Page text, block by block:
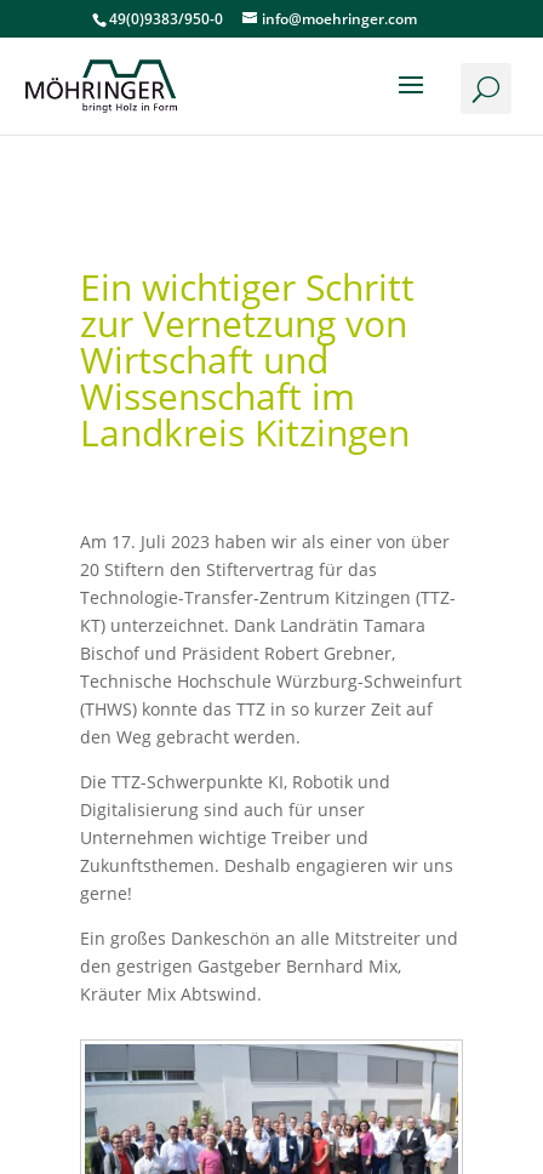
49(0)9383/950-0 info@moehringer.com
Ein wichtiger Schritt
zur Vernetzung von
Wirtschaft und
Wissenschaft im
Landkreis Kitzingen
Am 17. Juli 2023 haben wir als einer von über
20 Stiftern den Stiftervertrag für das
Technologie-Transfer-Zentrum Kitzingen (TTZ-
KT) unterzeichnet. Dank Landrätin Tamara
Bischof und Präsident Robert Grebner,
Technische Hochschule Würzburg-Schweinfurt
(THWS) konnte das TTZ in so kurzer Zeit auf
den Weg gebracht werden.
Die TTZ-Schwerpunkte KI, Robotik und
Digitalisierung sind auch für unser
Unternehmen wichtige Treiber und
Zukunftsthemen. Deshalb engagieren wir uns
gerne!
Ein großes Dankeschön an alle Mitstreiter und
den gestrigen Gastgeber Bernhard Mix,
Kräuter Mix Abtswind.